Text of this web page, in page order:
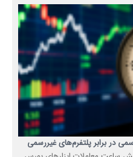
در برابر پلتفرم‌های غیررسمی